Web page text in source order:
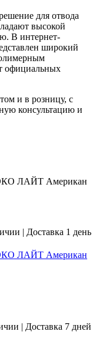
для отвода
высокой
В интернет-
широкий
официальных
и в розницу, с
консультацию и
ЛАЙТ Американ
| Доставка 1 день
ЛАЙТ Американ
| Доставка 7 дней